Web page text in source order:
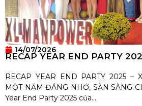
14/07/2026
RECAP YEAR END PARTY
RECAP YEAR END PARTY 2025 –
MỘT NĂM ĐÁNG NHỚ, SẴN SÀNG
Year End Party 2025 của...